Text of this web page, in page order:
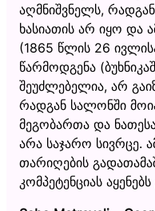
აღმნიშვნელს,
ხასიათის არ იყო და
(1865 წლის 26
წარმოდგენა
შეუძლებელია, არ
რადგან სალონში
მეგობართა და
არა საჯარო სივრცე.
თარიღების
კომპეტენციას აყენებს